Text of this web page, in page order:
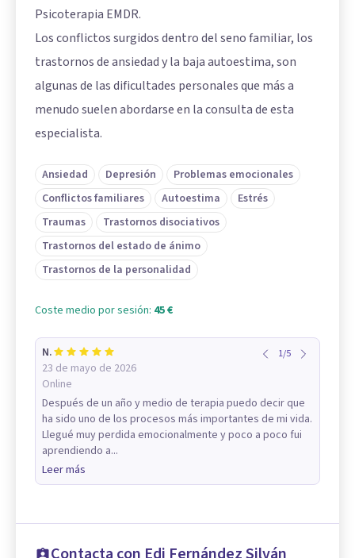
Psicoterapia EMDR.
Los conflictos surgidos dentro del seno familiar, los
trastornos de ansiedad y la baja autoestima, son
algunas de las dificultades personales que más a
menudo suelen abordarse en la consulta de esta
especialista.
Ansiedad Depresión
Problemas emocionales
Conflictos familiares
Autoestima
Estrés
Traumas
Trastornos disociativos
Trastornos del estado de ánimo
Trastornos de la personalidad
Coste medio por sesión: 45 €
N.
23 de mayo de 2026
Online
1/5
Después de un año y medio de terapia puedo decir que
ha sido uno de los procesos más importantes de mi vida.
Llegué muy perdida emocionalmente y poco a poco fui
aprendiendo a...
Leer más